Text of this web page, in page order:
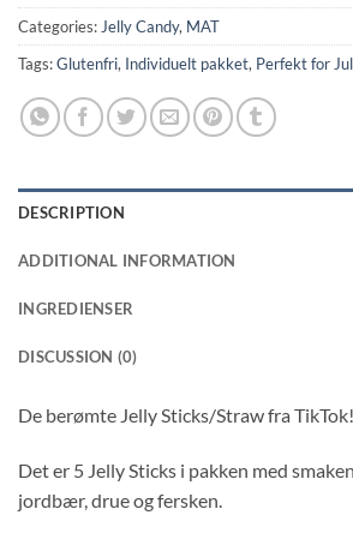
Categories: Jelly Candy, MAT
Tags:Glutenfri, Individuelt pakket, Perfekt for
DESCRIPTION
ADDITIONAL INFORMATION
INGREDIENSER
DISCUSSION (0)
De berømte Jelly Sticks/Straw fra TikTok!
Det er 5 Jelly Sticks i pakken med
jordbær, drue og fersken.